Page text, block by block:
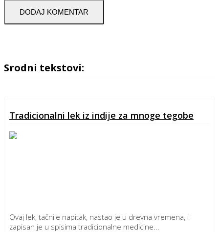
DODAJ KOMENTAR
Srodni tekstovi:
Tradicionalni lek iz indije za mnoge tegobe
Ovaj lek, tačnije napitak, nastao je u drevna vremena, i
zapisan je u spisima tradicionalne medicine...